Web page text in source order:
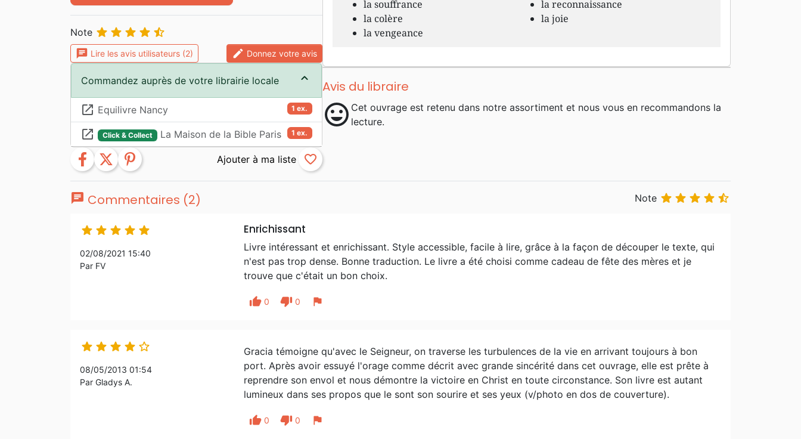
la souffrance
la colère
la vengeance
la reconnaissance
la joie
Avis du libraire
mood Cet ouvrage est retenu dans notre assortiment et nous vous en recommandons la
lecture.
Note     
chat Lire les avis utilisateurs (2) edit Donnez votre avis
Commandez auprès de votre librairie locale
1 ex.
launch Equilivre Nancy
1 ex.
launch Click & Collect La Maison de la Bible Paris
facebook twitter pinterest favorite_border
chat Commentaires (2) Note     
    
02/08/2021 15:40
Par FV
Enrichissant
Livre intéressant et enrichissant. Style accessible, facile à lire, grâce à la façon de découper le texte, qui
n'est pas trop dense. Bonne traduction. Le livre a été choisi comme cadeau de fête des mères et je
trouve que c'était un bon choix.
thumb_up 0 thumb_down 0 flag
    
08/05/2013 01:54
Par Gladys A.
Gracia témoigne qu'avec le Seigneur, on traverse les turbulences de la vie en arrivant toujours à bon
port. Après avoir essuyé l'orage comme décrit avec grande sincérité dans cet ouvrage, elle est prête à
reprendre son envol et nous démontre la victoire en Christ en toute circonstance. Son livre est autant
lumineux dans ses propos que le sont son sourire et ses yeux (v/photo en dos de couverture).
thumb_up 0 thumb_down 0 flag